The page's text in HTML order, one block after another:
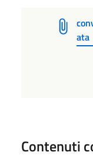
ata
Contenuti